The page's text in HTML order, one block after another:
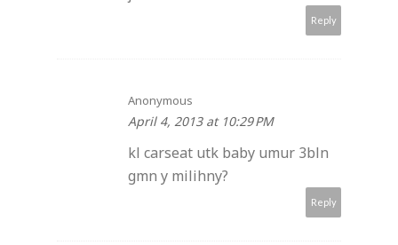
Reply
Anonymous
April 4, 2013 at 10:29 PM
kl carseat utk baby umur 3bln
gmn y milihny?
Reply